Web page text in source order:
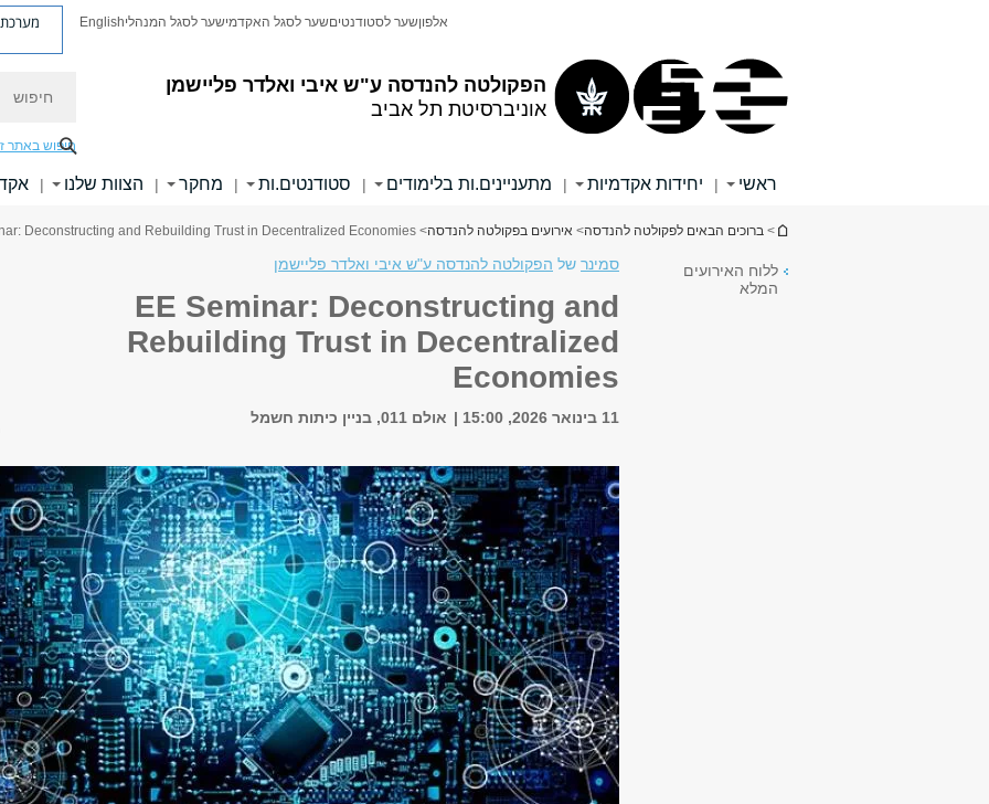
הפקולטה להנדסה ע"ש איבי ואלדר פליישמן
אוניברסיטת תל אביב
אלפוןשער לסטודנטיםשער לסגל האקדמישער לסגל המנהליEnglish מערכת
חיפוש באתר
ראשי | יחידות אקדמיות | מתעניינים.ות בלימודים | סטודנטים.ות | מחקר | הצוות שלנו |
הינך נמצא כאן
> ברוכים הבאים לפקולטה להנדסה> אירועים בפקולטה להנדסה> EE Seminar: Deconstructing and Rebuilding Trust in Decentralized Economies
ללוח האירועים
המלא
סמינר של הפקולטה להנדסה ע"ש איבי ואלדר פליישמן
EE Seminar: Deconstructing and
Rebuilding Trust in Decentralized
Economies
11 בינואר 2026, 15:00 אולם 011, בניין כיתות חשמל